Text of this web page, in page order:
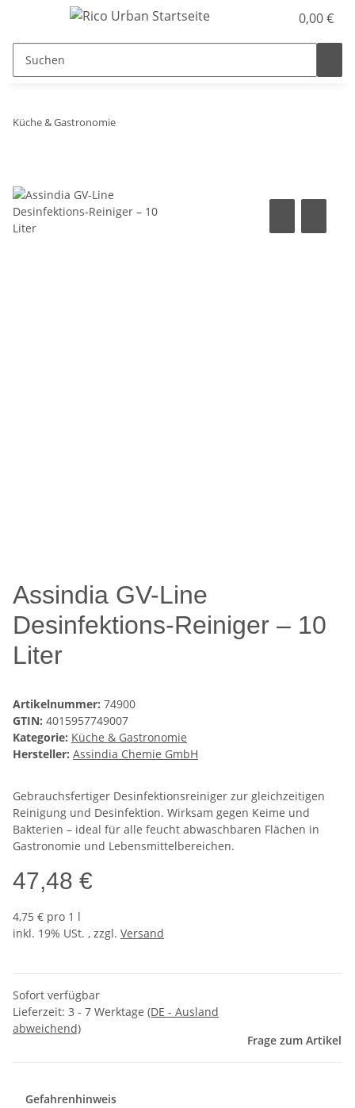
0,00 €
Küche & Gastronomie
Assindia GV-Line
Desinfektions-Reiniger – 10
Liter
Artikelnummer: 74900
GTIN: 4015957749007
Kategorie: Küche & Gastronomie
Hersteller: Assindia Chemie GmbH
Gebrauchsfertiger Desinfektionsreiniger zur gleichzeitigen
Reinigung und Desinfektion. Wirksam gegen Keime und
Bakterien – ideal für alle feucht abwaschbaren Flächen in
Gastronomie und Lebensmittelbereichen.
47,48 €
4,75 € pro 1 l
inkl. 19% USt. , zzgl. Versand
Sofort verfügbar
Lieferzeit: 3 - 7 Werktage (DE - Ausland
abweichend)
Frage zum Artikel
Gefahrenhinweis